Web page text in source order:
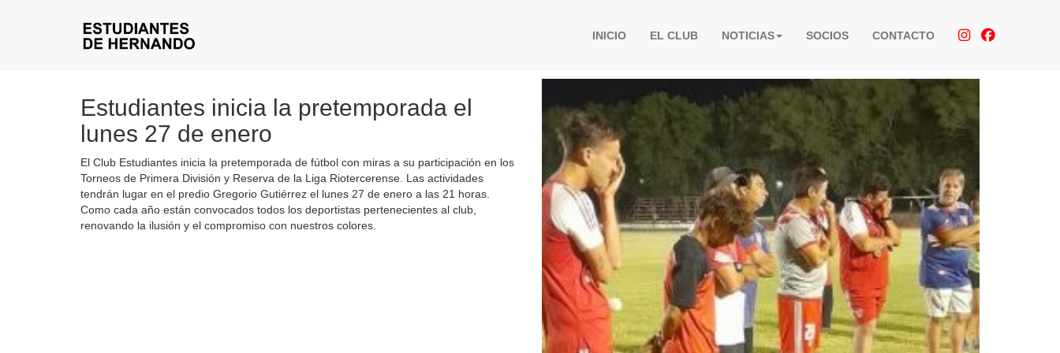
INICIO EL CLUB NOTICIAS SOCIOS CONTACTO
Estudiantes inicia la pretemporada el
lunes 27 de enero
El Club Estudiantes inicia la pretemporada de fútbol con miras a su participación en los
Torneos de Primera División y Reserva de la Liga Riotercerense. Las actividades
tendrán lugar en el predio Gregorio Gutiérrez el lunes 27 de enero a las 21 horas.
Como cada año están convocados todos los deportistas pertenecientes al club,
renovando la ilusión y el compromiso con nuestros colores.